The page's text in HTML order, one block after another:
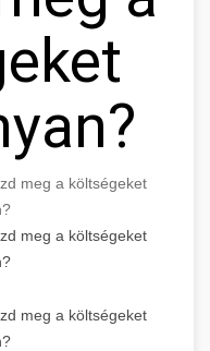
meg a költségeket
meg a költségeket
meg a költségeket